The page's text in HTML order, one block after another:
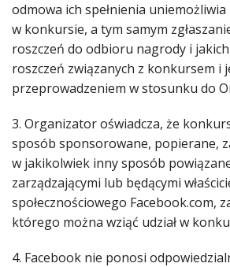
odmowa ich spełnienia uniemożliwia
w konkursie, a tym samym
roszczeń do odbioru nagrody i
roszczeń związanych z konkursem i
przeprowadzeniem w stosunku do
3. Organizator oświadcza, że
sposób sponsorowane, popierane,
w jakikolwiek inny sposób
zarządzającymi lub będącymi
społecznościowego Facebook.com,
którego można wziąć udział w
4. Facebook nie ponosi